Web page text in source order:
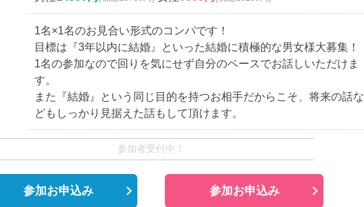
1名×1名のお見合い形式のコンパです！
目標は『3年以内に結婚』といった結婚に積極的な男女様大募集！
1名の参加なので回りを気にせず自分のペースでお話しいただけま
す。
また『結婚』という同じ目的を持つお相手だからこそ、将来の話な
どもしっかり見据えた話もして頂けます。
参加者受付中！
参加お申込み 参加お申込み